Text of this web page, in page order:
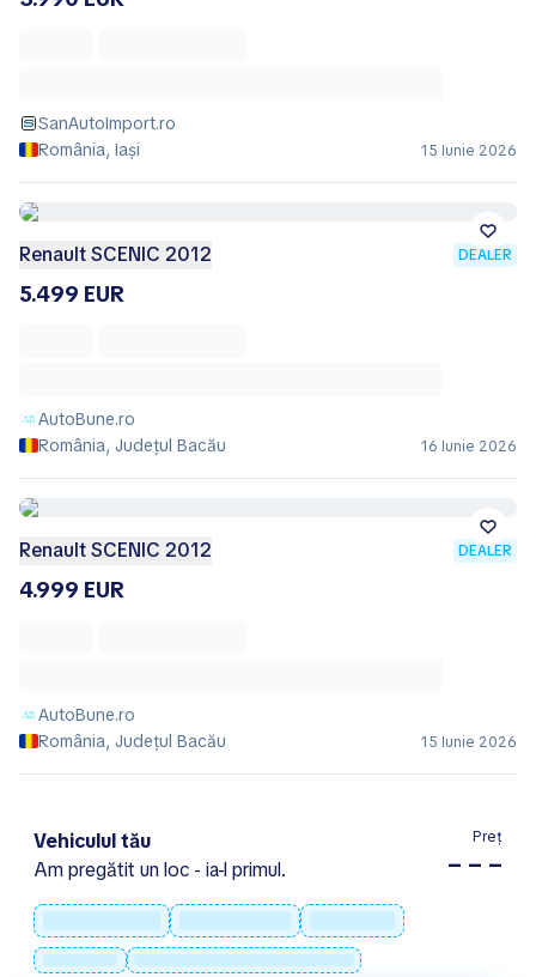
SanAutoImport.ro
România, Iași
15 Iunie 2026
Renault SCENIC 2012 DEALER
5.499 EUR
AutoBune.ro
România, Județul Bacău
16 Iunie 2026
Renault SCENIC 2012 DEALER
4.999 EUR
AutoBune.ro
România, Județul Bacău
15 Iunie 2026
Vehiculul tău
Am pregătit un loc - ia-l primul.
Preț
– – –